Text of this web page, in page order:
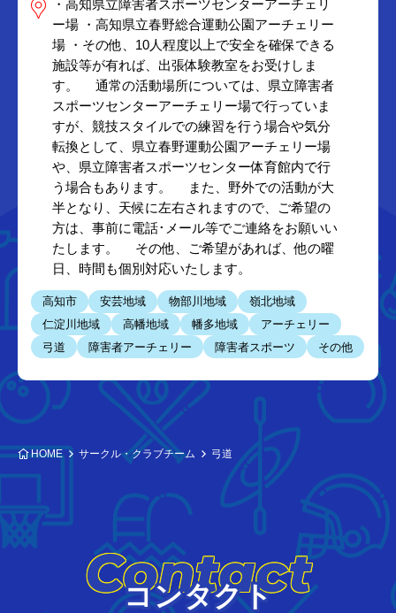
・高知県立障害者スポーツセンターアーチェリ
ー場 ・高知県立春野総合運動公園アーチェリー
場 ・その他、10人程度以上で安全を確保できる
施設等が有れば、出張体験教室をお受けしま
す。 通常の活動場所については、県立障害者
スポーツセンターアーチェリー場で行っていま
すが、競技スタイルでの練習を行う場合や気分
転換として、県立春野運動公園アーチェリー場
や、県立障害者スポーツセンター体育館内で行
う場合もあります。 また、野外での活動が大
半となり、天候に左右されますので、ご希望の
方は、事前に電話･メール等でご連絡をお願いい
たします。 その他、ご希望があれば、他の曜
日、時間も個別対応いたします。
高知市 安芸地域 物部川地域
嶺北地域
仁淀川地域
高幡地域 幡多地域
アーチェリー
弓道
障害者アーチェリー 障害者スポーツ その他
HOME サークル・クラブチーム 弓道
Contact
コンタクト